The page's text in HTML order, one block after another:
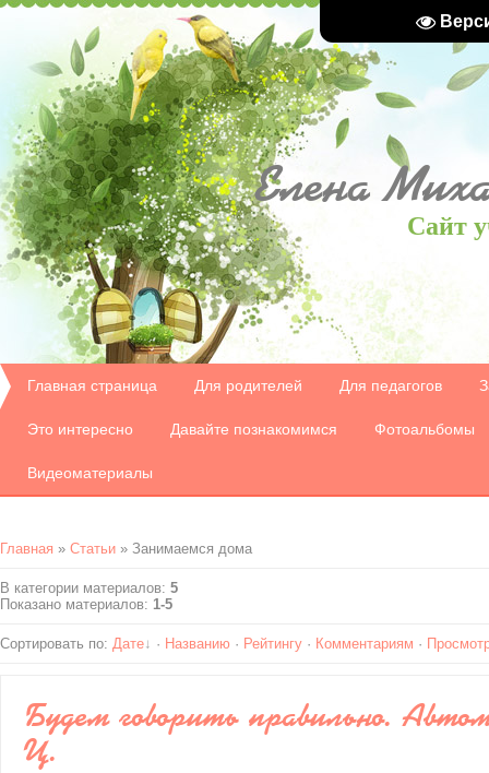
Елена
Сайт
Главная страница Для родителей Для педагогов
Это интересно Давайте познакомимся Фотоальбомы
Видеоматериалы
Главная » Статьи » Занимаемся дома
В категории материалов: 5
Показано материалов: 1-5
Сортировать по: Дате · Названию · Рейтингу · Комментариям ·
Будем говорить правильно.
Ц.